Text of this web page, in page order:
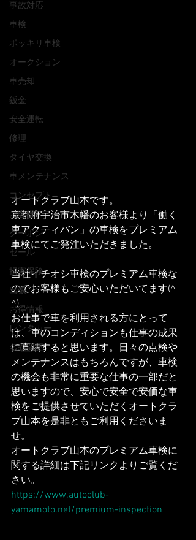
事故対応
車検
ポッキリ車検
オークション
車売却
鈑金
安全運転
修理
タイヤ交換
車メンテナンス
コンセプト
お客様
クーポン
セール
損害保険
出張
お得情報
レンタカー
名義変更
オートクラブ山本です。
京都府宇治市木幡のお客様より「働く
車アクティバン」の車検をプレミアム
車検にてご発注いただきました。
当社イチオシ車検のプレミアム車検な
のでお客様もご安心いただいてます(^
^)
お仕事で車を利用される方にとって
は、車のコンディションも仕事の成果
に直結すると思います。日々の点検や
メンテナンスはもちろんですが、車検
の機会も非常に重要な仕事の一部だと
思いますので、安心で安全で安価な車
検をご提供させていただくオートクラ
ブ山本を是非ともご利用くださいま
せ。
オートクラブ山本のプレミアム車検に
関する詳細は下記リンクよりご覧くだ
さい。
https://www.autoclub-
yamamoto.net/premium-inspection